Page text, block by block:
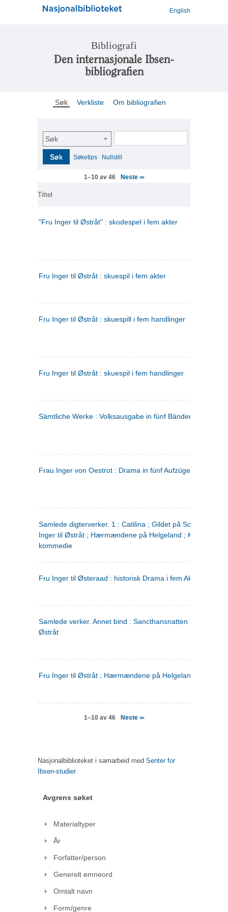
English
Bibliografi
Den internasjonale Ibsen-
bibliografien
Søk Verkliste Om bibliografien
Søk
Søk Søketips Nullstill
1–10 av 46 Neste>>
Tittel
"Fru Inger til Østråt" : skodespel i fem akter
Fru Inger til Østråt : skuespil i fem akter
Fru Inger til Østråt : skuespill i fem handlinger
Fru Inger til Østråt : skuespil i fem handlinger
Sämtliche Werke : Volksausgabe in fünf Bänden
Frau Inger von Oestrot : Drama in fünf Aufzügen
Samlede digterverker. 1 : Catilina ; Gildet på Solhaug ; Fru
Inger til Østråt ; Hærmændene på Helgeland ;
kommedie
Fru Inger til Østeraad : historisk Drama i fem Akter
Samlede verker. Annet bind : Sancthansnatten ; Fru Inger
Østråt
Fru Inger til Østråt ; Hærmændene på Helgeland
1–10 av 46 Neste>>
Nasjonalbiblioteket i samarbeid med Senter for
Ibsen-studier
Avgrens søket
Materialtyper
År
Forfatter/person
Generelt emneord
Omtalt navn
Form/genre